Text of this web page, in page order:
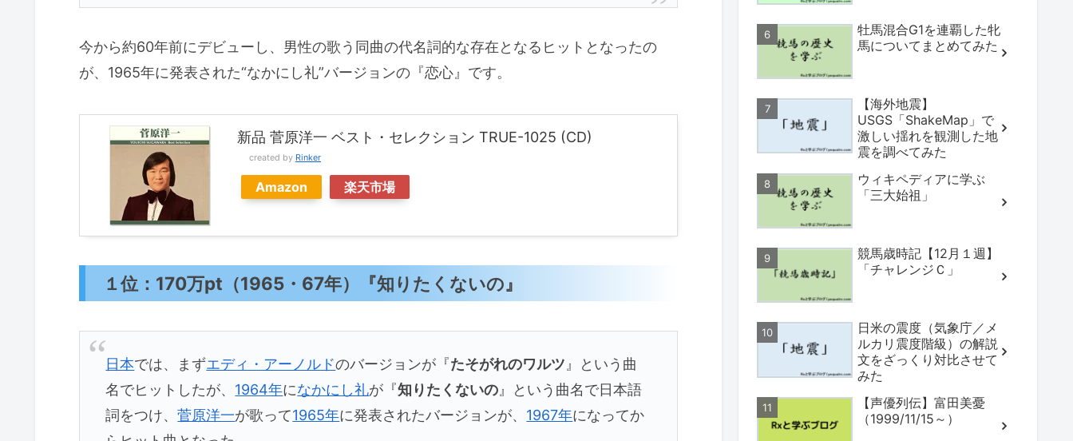
今から約60年前にデビューし、男性の歌う同曲の代名詞的な存在となるヒットとなったの
が、1965年に発表された“なかにし礼”バージョンの『恋心』です。
新品 菅原洋一 ベスト・セレクション TRUE-1025 (CD)
created by Rinker
Amazon 楽天市場
１位：170万pt（1965・67年）『知りたくないの』
日本では、まずエディ・アーノルドのバージョンが『たそがれのワルツ 』という曲
名でヒットしたが、 1964年になかにし礼が『知りたくないの 』という曲名で日本語
詞をつけ、菅原洋一が歌って1965年に発表されたバージョンが、 1967年になってか
牡馬混合G1を連覇した牝
馬についてまとめてみた
【海外地震】
USGS「ShakeMap」で
激しい揺れを観測した地
震を調べてみた
ウィキペディアに学ぶ
「三大始祖」
競馬歳時記【12月１週】
「チャレンジＣ」
日米の震度（気象庁／メ
ルカリ震度階級）の解説
文をざっくり対比させて
みた
【声優列伝】富田美憂
（1999/11/15～）